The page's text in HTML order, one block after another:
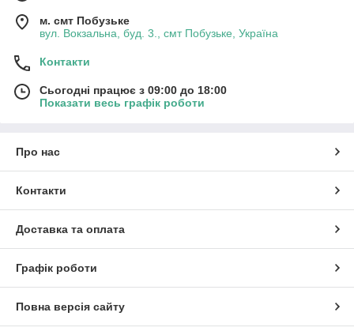
м. смт Побузьке
вул. Вокзальна, буд. 3., смт Побузьке, Україна
Контакти
Сьогодні працює з 09:00 до 18:00
Показати весь графік роботи
Про нас
Контакти
Доставка та оплата
Графік роботи
Повна версія сайту